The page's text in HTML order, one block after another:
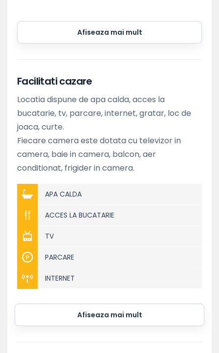
Afiseaza mai mult
Facilitati cazare
Locatia dispune de apa calda, acces la
bucatarie, tv, parcare, internet, gratar, loc de
joaca, curte.
Fiecare camera este dotata cu televizor in
camera, baie in camera, balcon, aer
conditionat, frigider in camera.
APA CALDA
ACCES LA BUCATARIE
TV
PARCARE
INTERNET
Afiseaza mai mult